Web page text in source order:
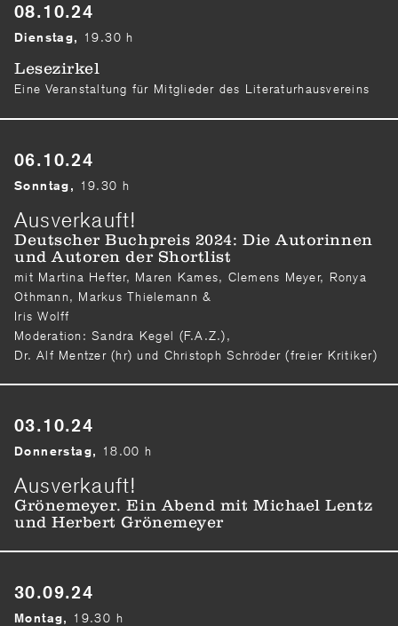
08.10.24
Dienstag, 19.30 h
Lesezirkel
Eine Veranstaltung für Mitglieder des Literaturhausvereins
06.10.24
Sonntag, 19.30 h
Ausverkauft!
Deutscher Buchpreis 2024: Die Autorinnen
und Autoren der Shortlist
mit Martina Hefter, Maren Kames, Clemens Meyer, Ronya
Othmann, Markus Thielemann &
Iris Wolff
Moderation: Sandra Kegel (F.A.Z.),
Dr. Alf Mentzer (hr) und Christoph Schröder (freier Kritiker)
03.10.24
Donnerstag, 18.00 h
Ausverkauft!
Grönemeyer. Ein Abend mit Michael Lentz
und Herbert Grönemeyer
30.09.24
Montag, 19.30 h